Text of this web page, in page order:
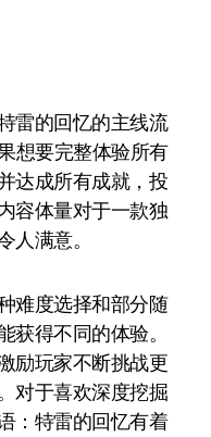
雷的回忆的主线流
想要完整体验所有
达成所有成就，投
容体量对于一款独
人满意。
难度选择和部分随
获得不同的体验。
励玩家不断挑战更
对于喜欢深度挖掘
：特雷的回忆有着